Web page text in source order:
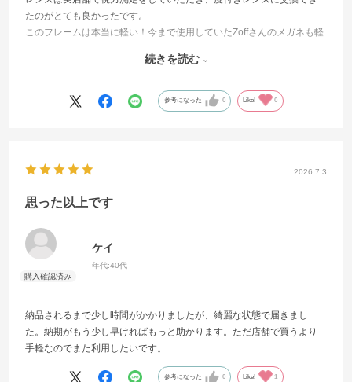
たのがとても良かったです。
このフレームは本当に軽い！今まで使用していたZoffさんのメガネも軽
め、実店舗で試着してから購入しました。今回はオンライン限定クー
ポンがあったのでオンラインで注文しましたが、実店舗でもクーポン
続きを読む
参考になった 0 Like! 0
2026.7.3
思った以上です
ケイ
年代:40代
納品されるまで少し時間がかかりましたが、綺麗な状態で届きまし
た。納期がもう少し早ければもっと助かります。ただ店舗で買うより
手軽なのでまた利用したいです。
参考になった 0 Like! 1